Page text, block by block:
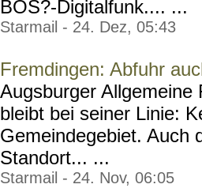
BOS?-Digitalfunk.... ...
Starmail - 24. Dez, 05:43
Fremdingen: Abfuhr
Augsburger
bleibt bei seiner Linie:
Gemeindegebiet. Auch
Standort... ...
Starmail - 24. Nov, 06:05